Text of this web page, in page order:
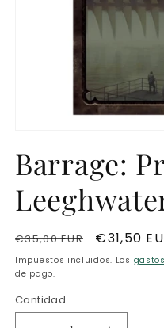
multimedia
una
ventana
Barrage:
Precio
habitual
€35,00 EUR
Precio
de
€31,50
Impuestos incluidos. Los
de pago.
Cantidad